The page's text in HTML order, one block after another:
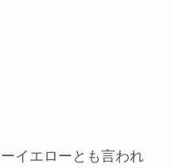
イエローとも言われ